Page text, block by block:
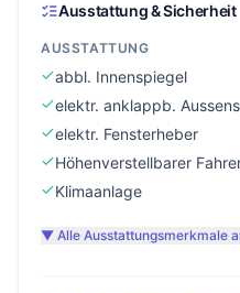
Ausstattung & Sicherheit
AUSSTATTUNG
abbl. Innenspiegel
elektr. anklappb.
elektr. Fensterheber
Höhenverstellbarer
Klimaanlage
▼ Alle Ausstattungsmerkmale